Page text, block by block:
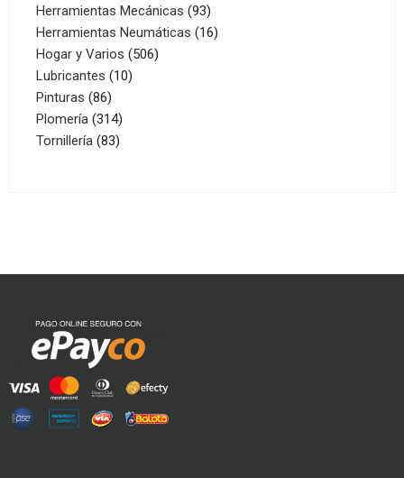
productos
Herramientas Mecánicas 9393
productos
Herramientas Neumáticas 1616
Hogar y Varios 506506
Lubricantes 1010
Pinturas 8686
productos
Plomería 314314
productos
Tornillería 8383